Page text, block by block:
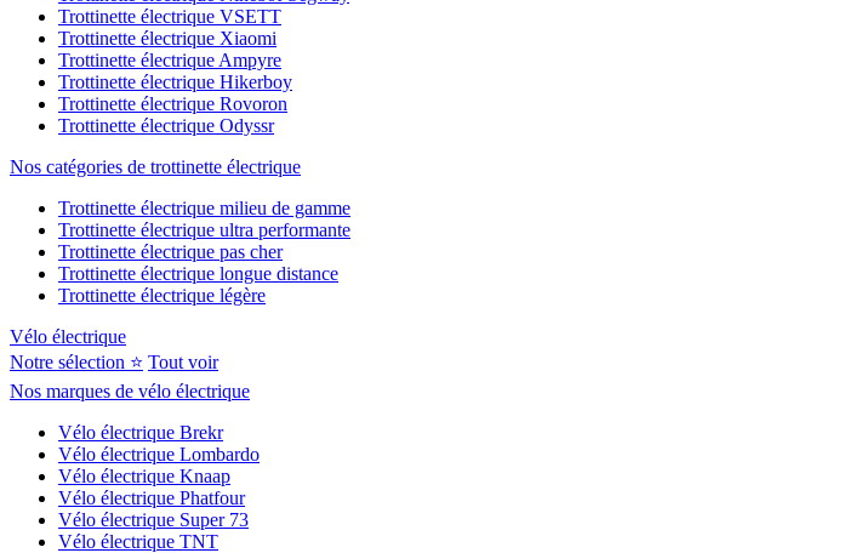
Trottinette électrique VSETT
Trottinette électrique Xiaomi
Trottinette électrique Ampyre
Trottinette électrique Hikerboy
Trottinette électrique Rovoron
Trottinette électrique Odyssr
Nos catégories de trottinette électrique
Trottinette électrique milieu de gamme
Trottinette électrique ultra performante
Trottinette électrique pas cher
Trottinette électrique longue distance
Trottinette électrique légère
Vélo électrique
Notre sélection ⭐ Tout voir
Nos marques de vélo électrique
Vélo électrique Brekr
Vélo électrique Lombardo
Vélo électrique Knaap
Vélo électrique Phatfour
Vélo électrique Super 73
Vélo électrique TNT